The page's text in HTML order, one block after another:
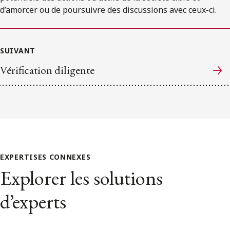
d’amorcer ou de poursuivre des discussions avec ceux-ci.
SUIVANT
Vérification diligente
EXPERTISES CONNEXES
Explorer les solutions
d’experts